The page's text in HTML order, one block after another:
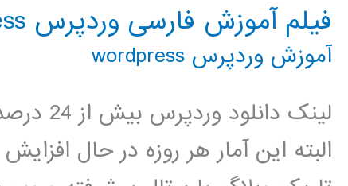
فیلم آموزش فارسی وردپرس wordpress
آموزش وردپرس wordpress
لینک
البته این آمار هر روزه در حال